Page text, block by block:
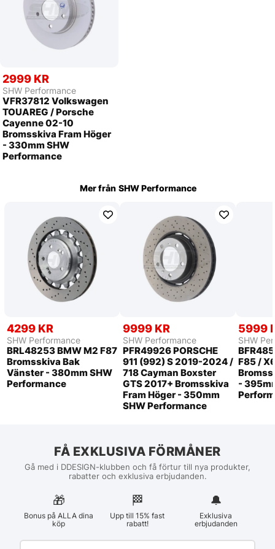
2999 KR
SHW Performance
VFR37812 Volkswagen
TOUAREG / Porsche
Cayenne 02-10
Bromsskiva Fram Höger
- 330mm SHW
Performance
Mer från SHW Performance
4299 KR
SHW Performance
BRL48253 BMW M2 F87
Bromsskiva Bak
Vänster - 380mm SHW
Performance
9999 KR
SHW Performance
PFR49926 PORSCHE
911 (992) S 2019-2024 /
718 Cayman Boxster
GTS 2017+ Bromsskiva
Fram Höger - 350mm
SHW Performance
5999
SHW
F85 /
-
FÅ EXKLUSIVA FÖRMÅNER
Gå med i DDESIGN-klubben och få förtur till nya produkter,
rabatter och exklusiva erbjudanden.
🎁
Bonus på ALLA dina
köp
🏁︎
Upp till 15% fast
rabatt!
🔔
Exklusiva
erbjudanden